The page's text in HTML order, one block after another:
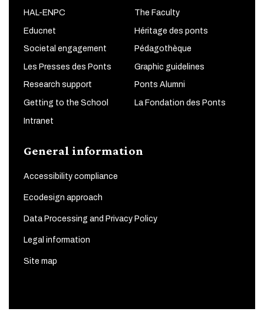
HAL-ENPC The Faculty
Educnet Héritage des ponts
Societal engagement Pédagothèque
Les Presses des Ponts Graphic guidelines
Research support Ponts Alumni
Getting to the School La Fondation des Ponts
Intranet
General information
Accessibility compliance
Ecodesign approach
Data Processing and Privacy Policy
Legal information
Site map